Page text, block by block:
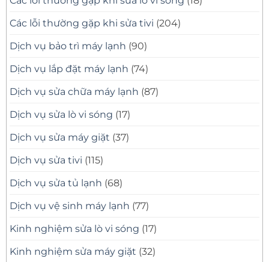
Các lỗi thường gặp khi sửa tivi (204)
Dịch vụ bảo trì máy lạnh (90)
Dịch vụ lắp đặt máy lạnh (74)
Dịch vụ sửa chữa máy lạnh (87)
Dịch vụ sửa lò vi sóng (17)
Dịch vụ sửa máy giặt (37)
Dịch vụ sửa tivi (115)
Dịch vụ sửa tủ lạnh (68)
Dịch vụ vệ sinh máy lạnh (77)
Kinh nghiệm sửa lò vi sóng (17)
Kinh nghiệm sửa máy giặt (32)